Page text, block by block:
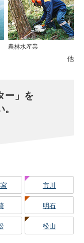
農林水産業
他
ー」を
市川
明石
松山